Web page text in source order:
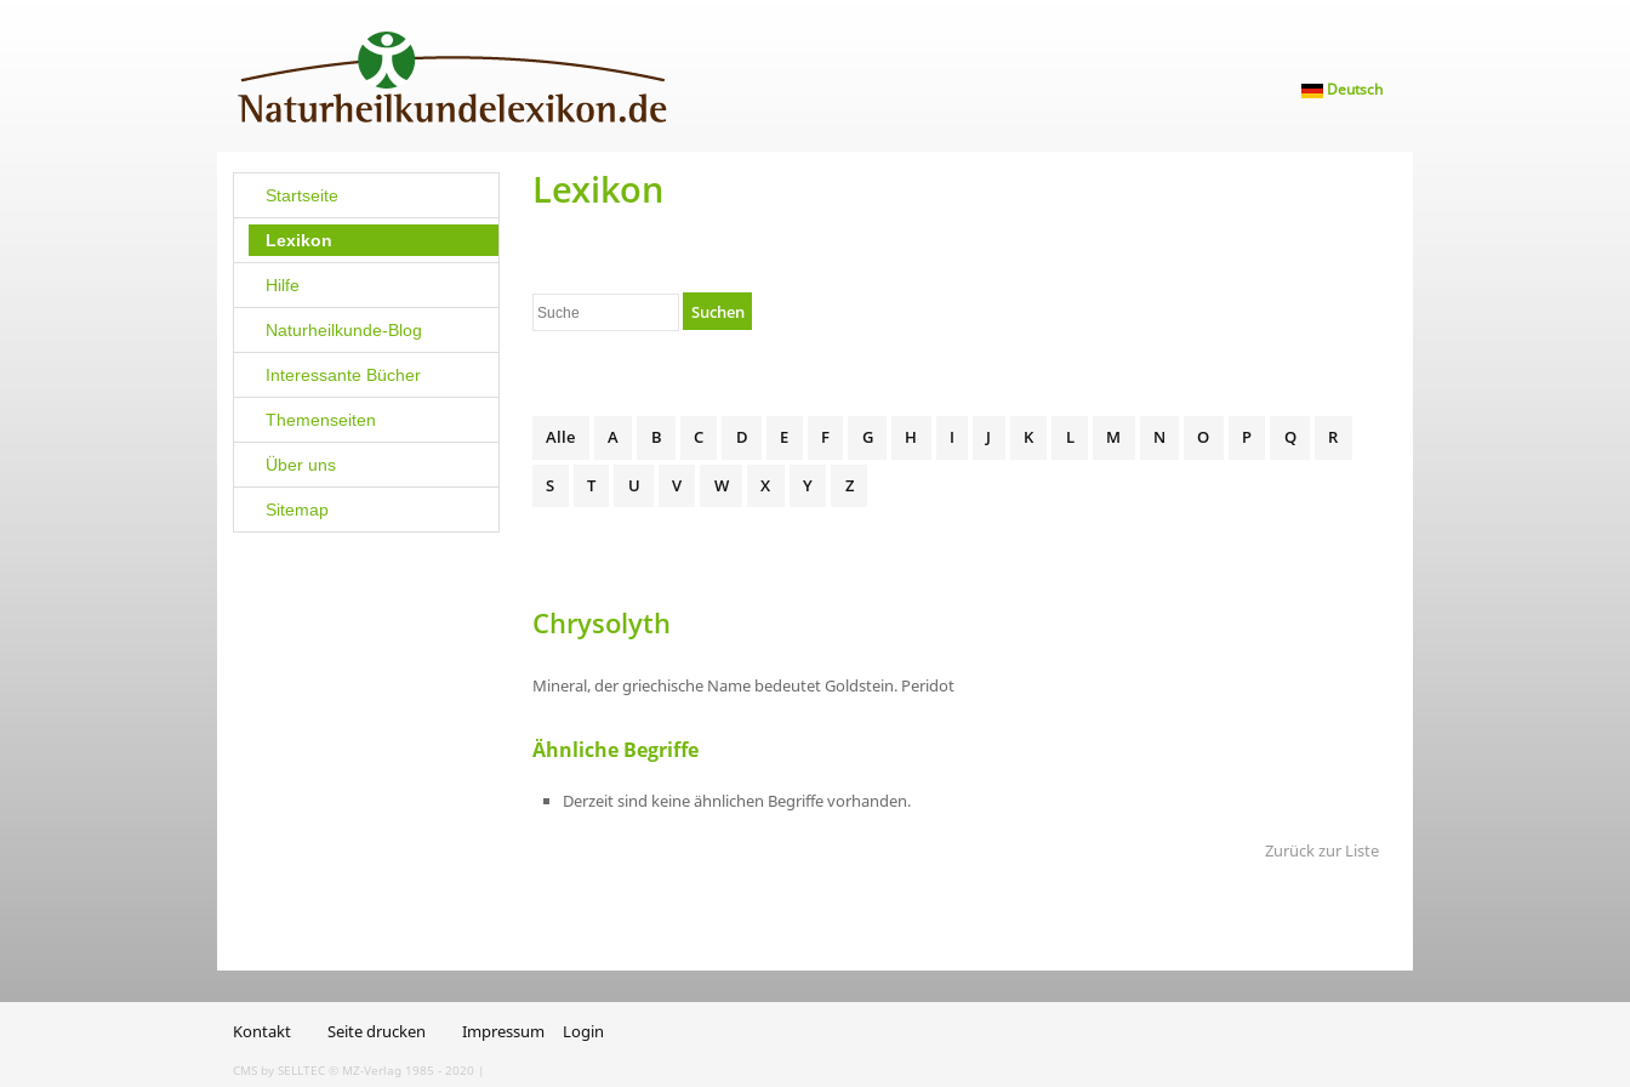
Deutsch
Startseite
Lexikon
Hilfe
Naturheilkunde-Blog
Interessante Bücher
Themenseiten
Über uns
Sitemap
Lexikon
Suchen
Alle A B C D E F G H I J K L M N O P Q R
S T U V W X Y Z
Chrysolyth
Mineral, der griechische Name bedeutet Goldstein. Peridot
Ähnliche Begriffe
Derzeit sind keine ähnlichen Begriffe vorhanden.
Zurück zur Liste
Kontakt Seite drucken Impressum Login
CMS by SELLTEC © MZ-Verlag 1985 - 2020 |